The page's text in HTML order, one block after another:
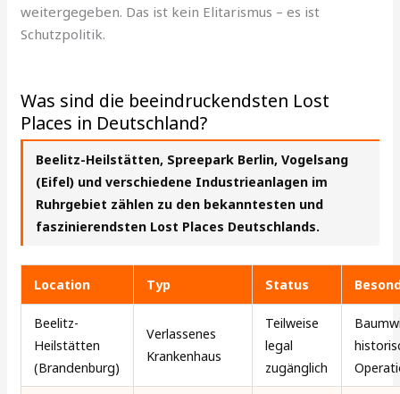
weitergegeben. Das ist kein Elitarismus – es ist
Schutzpolitik.
Was sind die beeindruckendsten Lost
Places in Deutschland?
Beelitz-Heilstätten, Spreepark Berlin, Vogelsang
(Eifel) und verschiedene Industrieanlagen im
Ruhrgebiet zählen zu den bekanntesten und
faszinierendsten Lost Places Deutschlands.
Location Typ Status
Beelitz-
Heilstätten
(Brandenburg)
Verlassenes
Krankenhaus
Teilweise
legal
zugänglich